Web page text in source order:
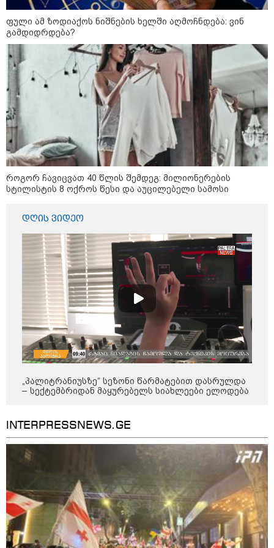
13:24 / 07-08-2026
"საქართველოსთვის თქვენზე ნაკლები
გიორგი ბარამიძე პროკურატურის
19:05 / 07-08-2026
"2008 წელს საქართველო
გადავარჩინეთ - აი, 2012 წლის
"გამარჯვება" ვინც იზეიმეთ,
სწორედ ეგ იყო ქართული
ისტორიული კატასტროფა და
რაც რუსმა ჯარით ვერ აიღო,
შიდა ღალატით გაინაღდა" -
მიხეილ სააკაშვილი
14:20 / 07-08-2026
"ჩემი აზრით, ენამ გაუსწრო
აზრს და არ არის ეს კარგი,
თუმცა თუ რაიმეში არ მეპარება
ეჭვი, გიორგი ბარამიძის
13:42 / 07-08-2026
"საქართველო მშვიდი ქვეყანაა,
სტუმართმოყვარე ხალხი ვართ
არავინ შეზღუდული არაა" - კახა
კალაძე
13:27 / 07-08-2026
"სტუმართმოყვარე ხალხი ვართ
ფული ამ ზოდიაქოს ნიშნების ხელში აღმოჩნდება: ვინ
გამდიდრდება?
როგორ ჩავიცვათ 40 წლის შემდეგ: მილიონერების
სტილისტის 8 ოქროს წესი და აუცილებელი სამოსი
დღის ვიდეო
„პალიტრანიუსზე“ სეზონი წარმატებით დასრულდა
– სექტემბრიდან მაყურებელს სიახლეები ელოდება
INTERPRESSNEWS.GE